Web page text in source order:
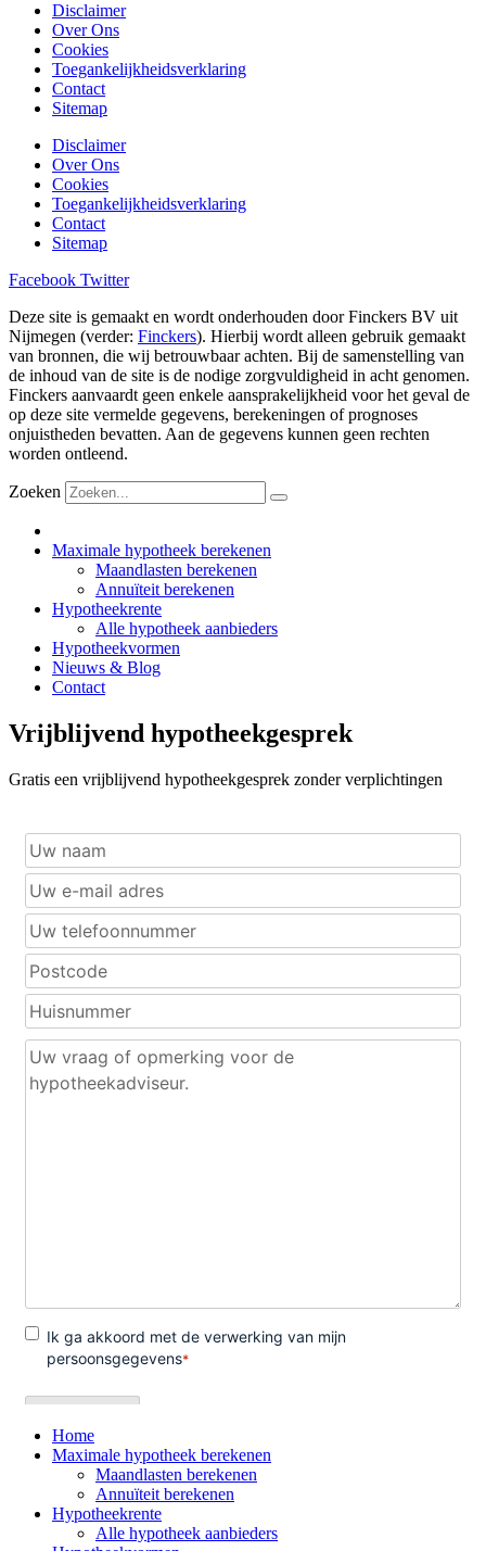
Disclaimer
Over Ons
Cookies
Toegankelijkheidsverklaring
Contact
Sitemap
Disclaimer
Over Ons
Cookies
Toegankelijkheidsverklaring
Contact
Sitemap
Facebook Twitter
Deze site is gemaakt en wordt onderhouden door Finckers BV uit
Nijmegen (verder: Finckers). Hierbij wordt alleen gebruik gemaakt
van bronnen, die wij betrouwbaar achten. Bij de samenstelling van
de inhoud van de site is de nodige zorgvuldigheid in acht genomen.
Finckers aanvaardt geen enkele aansprakelijkheid voor het geval de
op deze site vermelde gegevens, berekeningen of prognoses
onjuistheden bevatten. Aan de gegevens kunnen geen rechten
worden ontleend.
Zoeken
Maximale hypotheek berekenen
Maandlasten berekenen
Annuïteit berekenen
Hypotheekrente
Alle hypotheek aanbieders
Hypotheekvormen
Nieuws & Blog
Contact
Vrijblijvend hypotheekgesprek
Gratis een vrijblijvend hypotheekgesprek zonder verplichtingen
Home
Maximale hypotheek berekenen
Maandlasten berekenen
Annuïteit berekenen
Hypotheekrente
Alle hypotheek aanbieders